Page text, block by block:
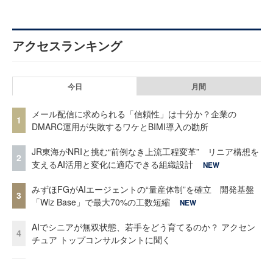
アクセスランキング
今日 月間
1
メール配信に求められる「信頼性」は十分か？企業の
DMARC運用が失敗するワケとBIMI導入の勘所
2
JR東海がNRIと挑む“前例なき上流工程変革” リニア構想を
支えるAI活用と変化に適応できる組織設計
NEW
3
みずほFGがAIエージェントの“量産体制”を確立 開発基盤
「Wiz Base」で最大70%の工数短縮
NEW
4
AIでシニアが無双状態、若手をどう育てるのか？ アクセン
チュア トップコンサルタントに聞く